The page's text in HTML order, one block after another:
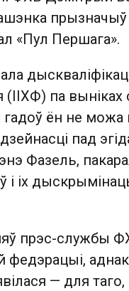
прызначыў
«Пул Першага».
па
ён не можа
пад
Фазель,
і іх
прэс-службы
аднак
— для таго,